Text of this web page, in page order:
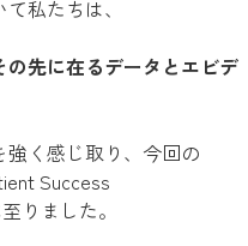
私たちは、
の先に在るデータとエビデ
く感じ取り、今回の
Success
りました。